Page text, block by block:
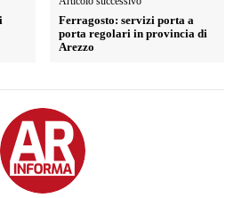
Ferragosto: servizi porta a
porta regolari in provincia di
Arezzo